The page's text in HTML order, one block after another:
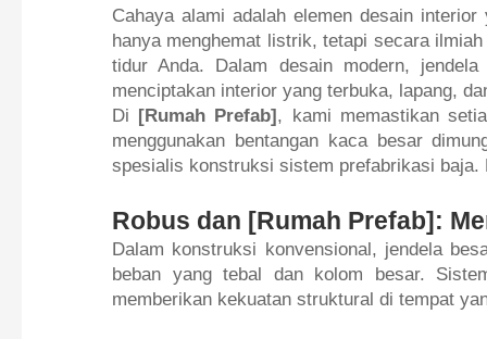
Cahaya alami adalah elemen desain
hanya menghemat listrik, tetapi secara
tidur Anda. Dalam desain modern,
menciptakan interior yang terbuka, lapang,
Di [Rumah Prefab], kami memastikan
menggunakan bentangan kaca besar
spesialis konstruksi sistem prefabrikasi
Robus dan [Rumah Prefab]:
Dalam konstruksi konvensional, jendela
beban yang tebal dan kolom besar.
memberikan kekuatan struktural di tempat